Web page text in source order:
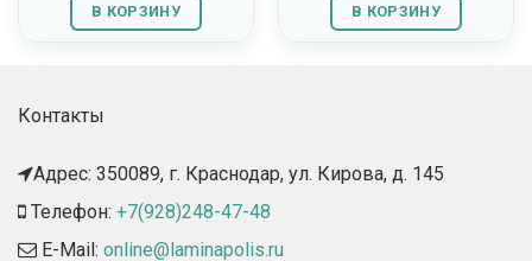
В КОРЗИНУ В КОРЗИНУ
Контакты
Адрес: 350089, г. Краснодар, ул. Кирова, д. 145​
Телефон: +7(928)248-47-48
E-Mail: online@laminapolis.ru